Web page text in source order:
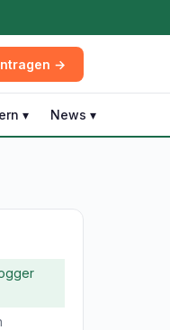
→
▾ News ▾